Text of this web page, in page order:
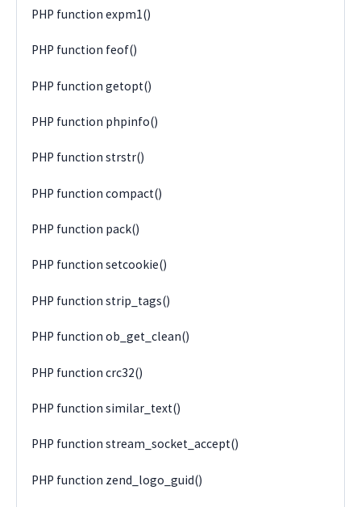
PHP function expm1()
PHP function feof()
PHP function getopt()
PHP function phpinfo()
PHP function strstr()
PHP function compact()
PHP function pack()
PHP function setcookie()
PHP function strip_tags()
PHP function ob_get_clean()
PHP function crc32()
PHP function similar_text()
PHP function stream_socket_accept()
PHP function zend_logo_guid()